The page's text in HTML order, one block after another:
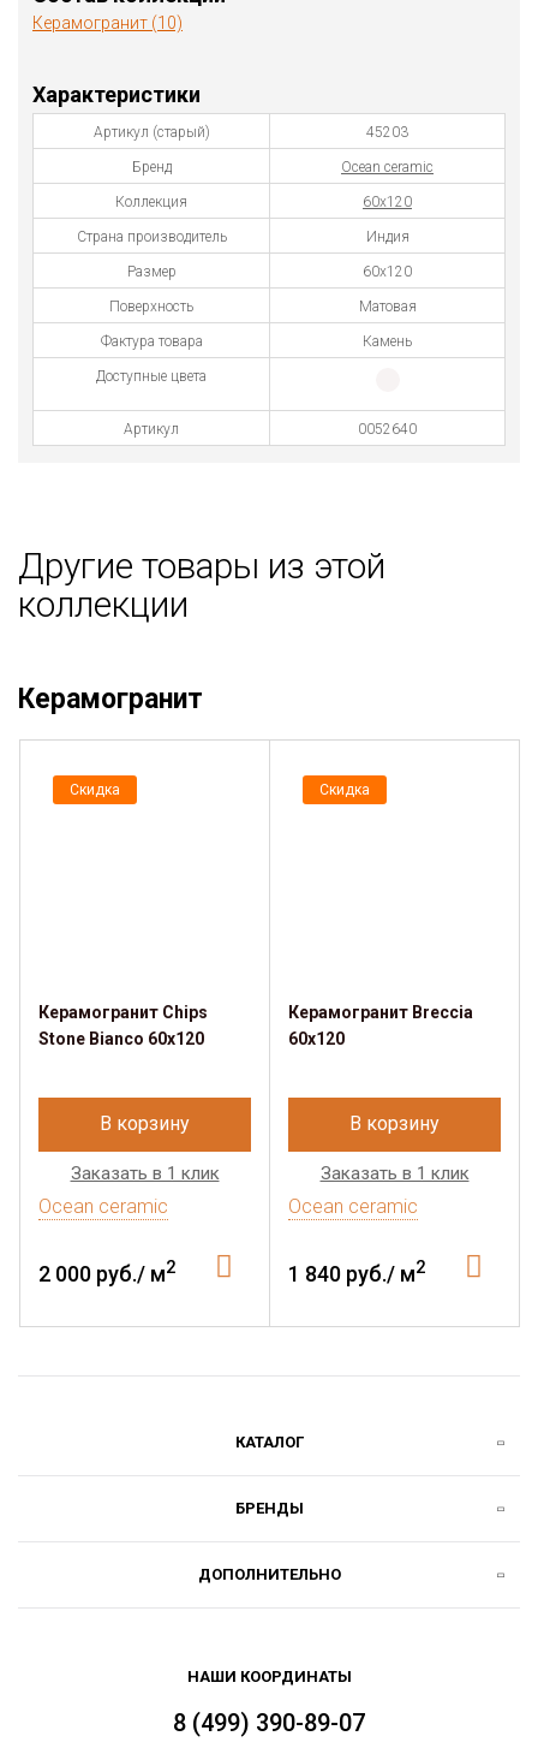
Керамогранит (10)
Характеристики
Артикул (старый) 45203
Бренд Ocean ceramic
Коллекция 60x120
Страна производитель Индия
Размер 60x120
Поверхность Матовая
Фактура товара Камень
Доступные цвета
Артикул 0052640
Другие товары из этой
коллекции
Керамогранит
Скидка
Керамогранит Chips
Stone Bianco 60x120
В корзину
Заказать в 1 клик
Ocean ceramic
2 000 руб./ м2
Скидка
Керамогранит Breccia
60х120
В корзину
Заказать в 1 клик
Ocean ceramic
1 840 руб./ м2
КАТАЛОГ
БРЕНДЫ
ДОПОЛНИТЕЛЬНО
НАШИ КООРДИНАТЫ
8 (499) 390-89-07